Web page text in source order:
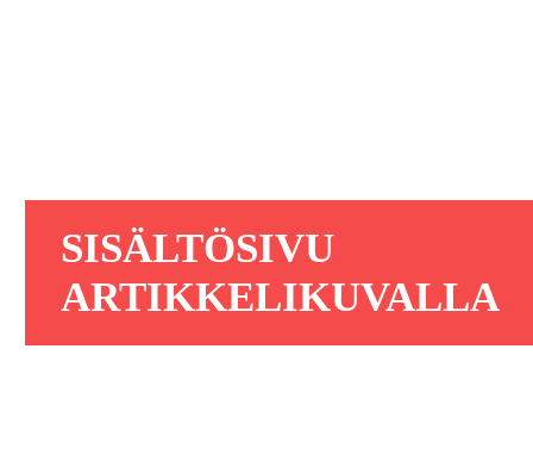
SISÄLTÖSIVU
ARTIKKELIKUVALLA